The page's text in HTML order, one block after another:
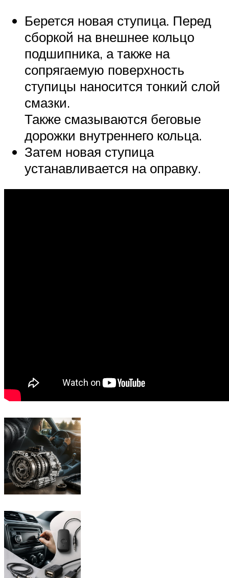
Берется новая ступица. Перед
сборкой на внешнее кольцо
подшипника, а также на
сопрягаемую поверхность
ступицы наносится тонкий слой
смазки.
Также смазываются беговые
дорожки внутреннего кольца.
Затем новая ступица
устанавливается на оправку.